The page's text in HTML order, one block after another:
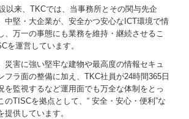
以来、TKCでは、当事務所とその関与先企
中堅・大企業が、安全かつ安心なICT環境で情
、万一の事態にも業務を維持・継続させるこ
を運営しています。
災害に強い堅牢な建物や最高度の情報セキュ
フラ面の整備に加え、TKC社員が24時間365日
を監視するなど運用面でも万全な体制をとっ
のTISCを拠点として、“ 安全・安心・便利”な
提供しています。